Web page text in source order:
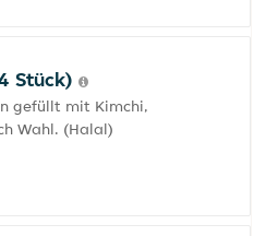
Stück)
gefüllt mit Kimchi,
Wahl. (Halal)